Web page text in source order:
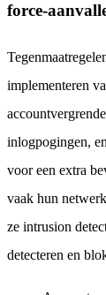
force-
implementeren
inlogpogingen,
voor een extra
vaak hun
ze intrusion
detecteren en